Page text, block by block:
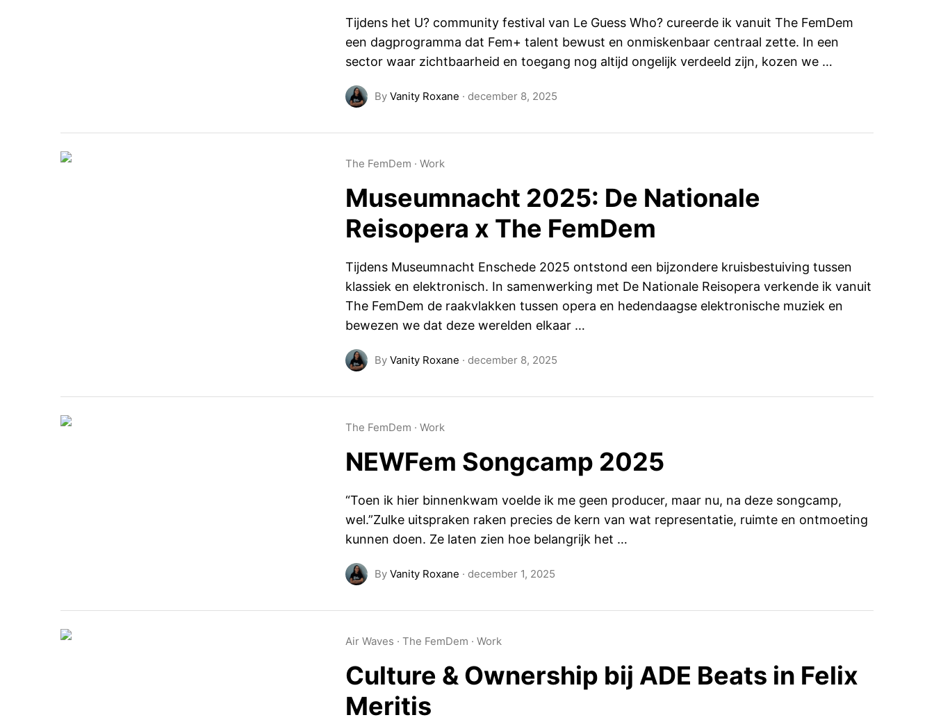
Tijdens het U? community festival van Le Guess Who? cureerde ik vanuit The FemDem
een dagprogramma dat Fem+ talent bewust en onmiskenbaar centraal zette. In een
sector waar zichtbaarheid en toegang nog altijd ongelijk verdeeld zijn, kozen we …
By Vanity Roxane · december 8, 2025
The FemDem · Work
Museumnacht 2025: De Nationale
Reisopera x The FemDem
Tijdens Museumnacht Enschede 2025 ontstond een bijzondere kruisbestuiving tussen
klassiek en elektronisch. In samenwerking met De Nationale Reisopera verkende ik vanuit
The FemDem de raakvlakken tussen opera en hedendaagse elektronische muziek en
bewezen we dat deze werelden elkaar …
By Vanity Roxane · december 8, 2025
The FemDem · Work
NEWFem Songcamp 2025
“Toen ik hier binnenkwam voelde ik me geen producer, maar nu, na deze songcamp,
wel.”Zulke uitspraken raken precies de kern van wat representatie, ruimte en ontmoeting
kunnen doen. Ze laten zien hoe belangrijk het …
By Vanity Roxane · december 1, 2025
Air Waves · The FemDem · Work
Culture & Ownership bij ADE Beats in Felix
Meritis